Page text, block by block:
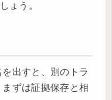
ょう。
出すと、別のトラ
ずは証拠保存と相